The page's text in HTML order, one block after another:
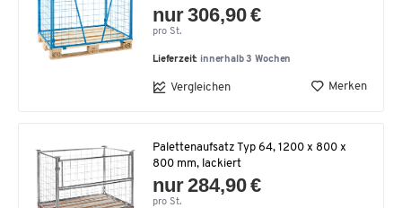
nur 306,90 €
pro St.
Lieferzeit: innerhalb 3 Wochen
Vergleichen Merken
Palettenaufsatz Typ 64, 1200 x 800 x
800 mm, lackiert
nur 284,90 €
pro St.